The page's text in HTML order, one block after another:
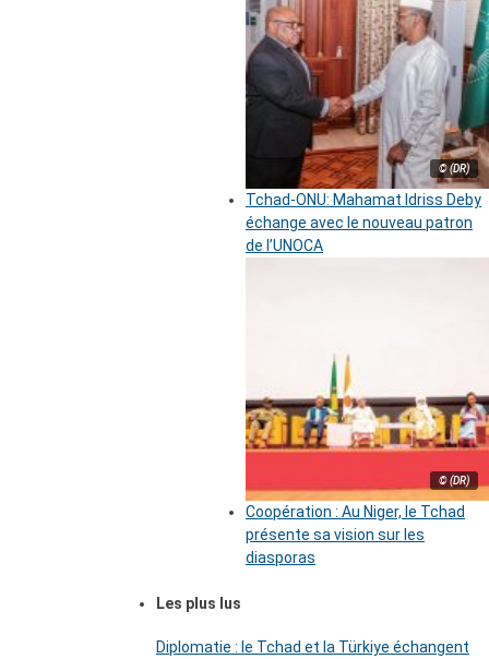
© (DR)
Tchad-ONU: Mahamat Idriss Deby
échange avec le nouveau patron
de l’UNOCA
© (DR)
Coopération : Au Niger, le Tchad
présente sa vision sur les
diasporas
Les plus lus
Diplomatie : le Tchad et la Türkiye échangent